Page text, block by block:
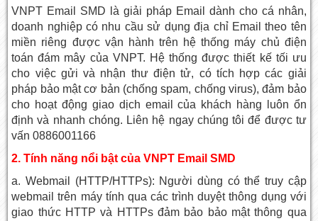
VNPT Email SMD là giải pháp Email dành cho cá nhân,
doanh nghiệp có nhu cầu sử dụng địa chỉ Email theo tên
miền riêng được vận hành trên hệ thống máy chủ điện
toán đám mây của VNPT. Hệ thống được thiết kế tối ưu
cho việc gửi và nhận thư điện tử, có tích hợp các giải
pháp bảo mật cơ bản (chống spam, chống virus), đảm bảo
cho hoạt động giao dịch email của khách hàng luôn ổn
định và nhanh chóng. Liên hệ ngay chúng tôi để được tư
vấn 0886001166
2. Tính năng nổi bật của VNPT Email SMD
a. Webmail (HTTP/HTTPs): Người dùng có thể truy cập
webmail trên máy tính qua các trình duyệt thông dụng với
giao thức HTTP và HTTPs đảm bảo bảo mật thông qua